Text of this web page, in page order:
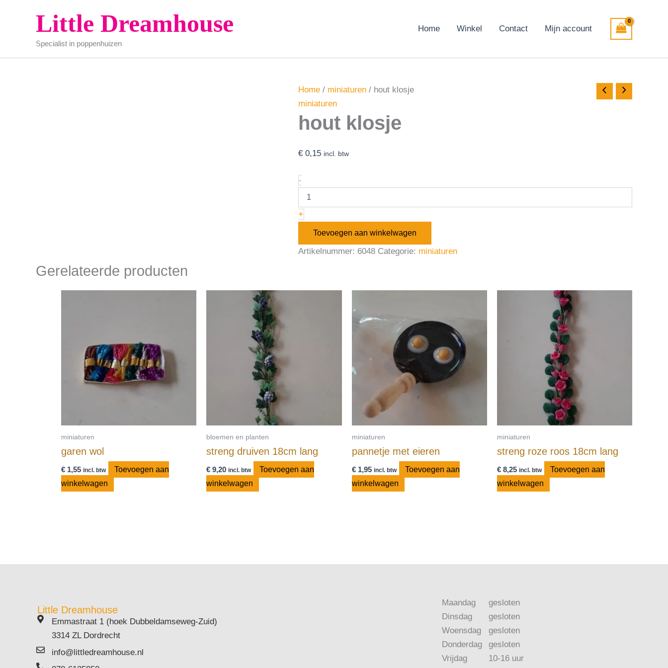
Little Dreamhouse
Specialist in poppenhuizen
Home Winkel Contact Mijn account
Home / miniaturen / hout klosje
miniaturen
hout klosje
€ 0,15 incl. btw
-
+
Toevoegen aan winkelwagen
Artikelnummer: 6048 Categorie: miniaturen
Gerelateerde producten
miniaturen
garen wol
€ 1,55 incl. btw
Toevoegen aan
winkelwagen
bloemen en planten
streng druiven 18cm lang
€ 9,20 incl. btw
Toevoegen aan
winkelwagen
miniaturen
pannetje met eieren
€1,95 incl. btw
Toevoegen aan
winkelwagen
miniaturen
streng roze roos 18cm lang
€8,25 incl. btw
Toevoegen aan
winkelwagen
Little Dreamhouse
Emmastraat 1 (hoek Dubbeldamseweg-Zuid)
3314 ZL Dordrecht
info@littledreamhouse.nl
Maandag
Dinsdag
Woensdag
Donderdag
Vrijdag
gesloten
gesloten
gesloten
gesloten
10-16 uur